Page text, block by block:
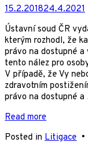
15.2.201824.4.2021
Ústavní soud ČR
kterým rozhodl, že
právo na dostupné a
tento nález pro
V případě, že Vy
zdravotním
právo na dostupné
Read more
Posted in Litigace •